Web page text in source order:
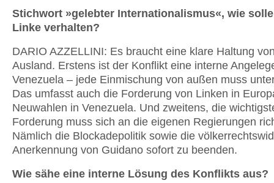
Stichwort »gelebter Internationalis­mus«, wie
Linke verhalten?
DARIO AZZELLINI: Es braucht eine klare Haltung
Ausland. Erstens ist der Konflikt eine interne
Venezuela – jede Einmischung von außen muss
Das umfasst auch die Forderung von Linken in
Neuwahlen in Venezuela. Und zweitens, die
Forderung muss sich an die eige­nen Regierungen
Nämlich die Blo­ckadepolitik sowie die
Anerkennung von Guidano sofort zu been­den.
Wie sähe eine interne Lösung des Kon­flikts aus?